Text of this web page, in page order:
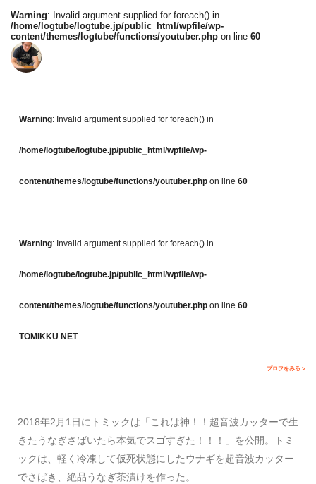
Warning: Invalid argument supplied for foreach() in
/home/logtube/logtube.jp/public_html/wpfile/wp-
content/themes/logtube/functions/youtuber.php on line 60
Warning: Invalid argument supplied for foreach() in
/home/logtube/logtube.jp/public_html/wpfile/wp-
content/themes/logtube/functions/youtuber.php on line 60
Warning: Invalid argument supplied for foreach() in
/home/logtube/logtube.jp/public_html/wpfile/wp-
content/themes/logtube/functions/youtuber.php on line 60
TOMIKKU NET
プロフをみる >
2018年2月1日にトミックは「これは神！！超音波カッターで生
きたうなぎさばいたら本気でスゴすぎた！！！」を公開。トミ
ックは、軽く冷凍して仮死状態にしたウナギを超音波カッター
でさばき、絶品うなぎ茶漬けを作った。